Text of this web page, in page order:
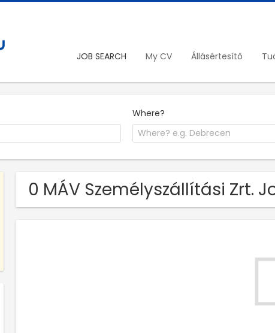
JOB SEARCH My CV Állásértesítő
Where?
0 MÁV Személyszállítási Zrt.